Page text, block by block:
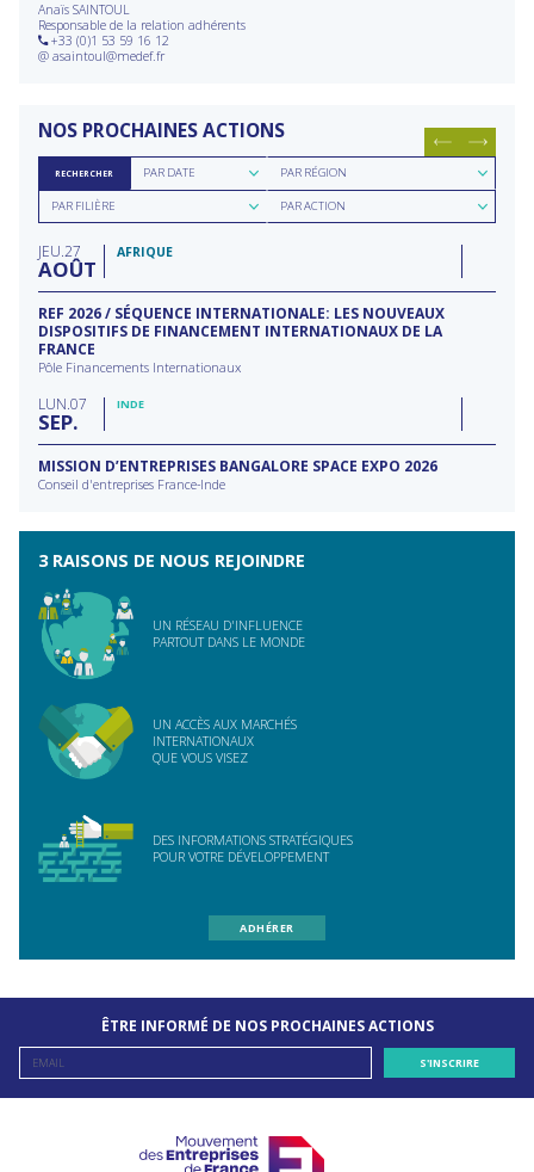
Anaïs SAINTOUL
Responsable de la relation adhérents
+33 (0)1 53 59 16 12
@ asaintoul@medef.fr
NOS PROCHAINES ACTIONS
RECHERCHER
Rechercher
parPAR DATE
Rechercher
par
région
PAR RÉGION
Rechercher
parPAR FILIÈRE
Rechercher
parPAR ACTION
JEU 27
AOÛT
AFRIQUE
REF 2026 / SÉQUENCE INTERNATIONALE: LES NOUVEAUX
DISPOSITIFS DE FINANCEMENT INTERNATIONAUX DE LA
FRANCE
Pôle Financements Internationaux
LUN 07
SEP
INDE
MISSION D’ENTREPRISES BANGALORE SPACE EXPO 2026
Conseil d'entreprises France-Inde
3 RAISONS DE NOUS REJOINDRE
UN RÉSEAU D'INFLUENCE
PARTOUT DANS LE MONDE
UN ACCÈS AUX MARCHÉS
INTERNATIONAUX
QUE VOUS VISEZ
DES INFORMATIONS STRATÉGIQUES
POUR VOTRE DÉVELOPPEMENT
ADHÉRER
ÊTRE INFORMÉ DE NOS PROCHAINES ACTIONS